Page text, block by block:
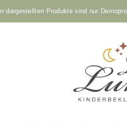
dargestellten Produkte sind nur